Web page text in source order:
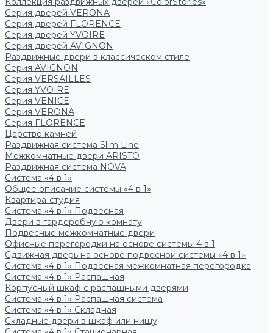
Серия дверей VERONA
Серия дверей FLORENCE
Серия дверей YVOIRE
Серия дверей AVIGNON
Раздвижные двери в классическом стиле
Серия AVIGNON
Серия VERSAILLES
Серия YVOIRE
Серия VENICE
Серия VERONA
Серия FLORENCE
Царство камней
Раздвижная система Slim Line
Межкомнатные двери ARISTO
Раздвижная система NOVA
Система «4 в 1»
Общее описание системы «4 в 1»
Квартира-студия
Система «4 в 1» Подвесная
Двери в гардеробную комнату
Подвесные межкомнатные двери
Офисные перегородки на основе системы 4 в 1
Сдвижная дверь на основе подвесной системы «4 в 1»
Система «4 в 1» Подвесная межкомнатная перегородка
Система «4 в 1» Распашная
Корпусный шкаф с распашными дверями
Система «4 в 1» Распашная система
Система «4 в 1» Складная
Складные двери в шкаф или нишу